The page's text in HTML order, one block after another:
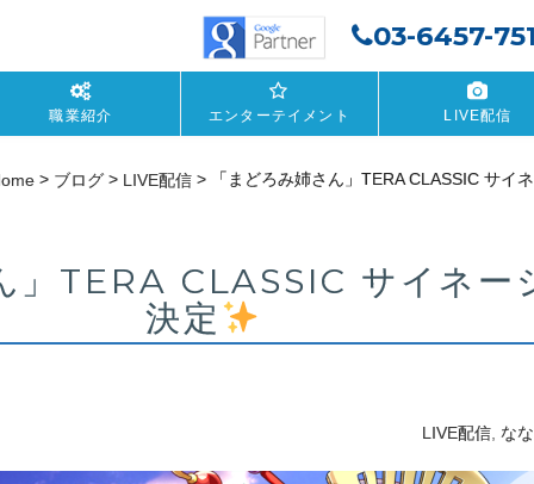
03-6457-
職業紹介 エンターテイメント LIVE配信
> ブログ> LIVE配信> 「まどろみ姉さん」TERA CLASSIC サイ
」TERA CLASSIC サイネー
決定
LIVE配信, な